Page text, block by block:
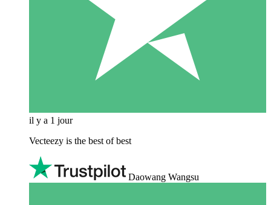
il y a 1 jour
Vecteezy is the best of best
Daowang Wangsu